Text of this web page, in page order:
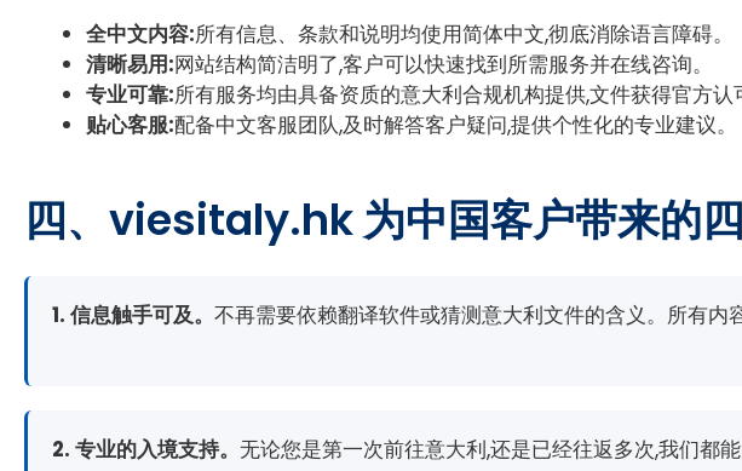
全中文内容:所有信息、条款和说明均使用简体中文,彻底消除语言障碍。
清晰易用:网站结构简洁明了,客户可以快速找到所需服务并在线咨询。
专业可靠:所有服务均由具备资质的意大利合规机构提供,文件获得官方认
贴心客服:配备中文客服团队,及时解答客户疑问,提供个性化的专业建议。
四、viesitaly.hk 为中国客户带来的
1. 信息触手可及。 不再需要依赖翻译软件或猜测意大利文件的含义。所有内
2. 专业的入境支持。 无论您是第一次前往意大利,还是已经往返多次,我们都